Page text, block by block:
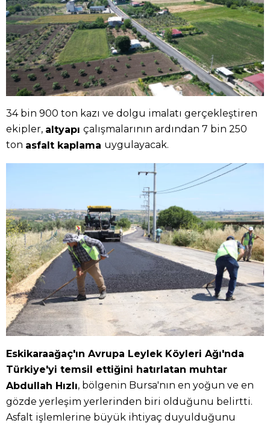
34 bin 900 ton kazı ve dolgu imalatı gerçekleştiren
ekipler, altyapı çalışmalarının ardından 7 bin 250
ton asfalt kaplama uygulayacak.
Eskikaraağaç'ın Avrupa Leylek Köyleri Ağı'nda
Türkiye'yi temsil ettiğini hatırlatan muhtar
Abdullah Hızlı, bölgenin Bursa'nın en yoğun ve en
gözde yerleşim yerlerinden biri olduğunu belirtti.
Asfalt işlemlerine büyük ihtiyaç duyulduğunu